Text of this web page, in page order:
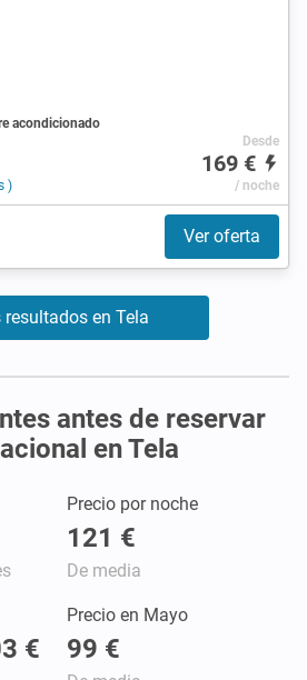
acondicionado
)
Desde
169 €
/ noche
Ver oferta
resultados en Tela
antes de reservar
en Tela
Precio por noche
121 €
De media
€
Precio en Mayo
99 €